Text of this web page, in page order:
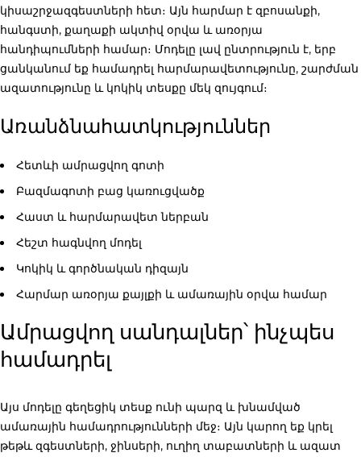
կիսաշրջազգեստների հետ։ Այն հարմար է զբոսանքի,
հանգստի, քաղաքի ակտիվ օրվա և առօրյա
հանդիպումների համար։ Մոդելը լավ ընտրություն է, երբ
ցանկանում եք համադրել հարմարավետությունը, շարժման
ազատությունը և կոկիկ տեսքը մեկ զույգում։
Առանձնահատկություններ
Հետևի ամրացվող գոտի
Բազմագոտի բաց կառուցվածք
Հաստ և հարմարավետ ներբան
Հեշտ հագնվող մոդել
Կոկիկ և գործնական դիզայն
Հարմար առօրյա քայլքի և ամառային օրվա համար
Ամրացվող սանդալներ՝ ինչպես
համադրել
Այս մոդելը գեղեցիկ տեսք ունի պարզ և խնամված
ամառային համադրությունների մեջ։ Այն կարող եք կրել
թեթև զգեստների, ջինսերի, ուղիղ տաբատների և ազատ